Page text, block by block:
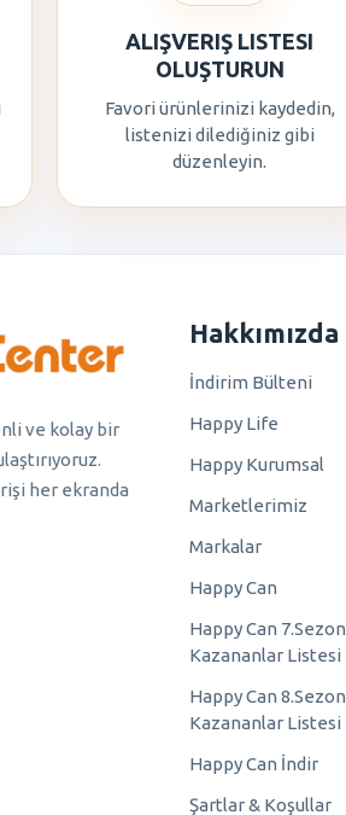
ALIŞVERIŞ LISTESI
OLUŞTURUN
Favori ürünlerinizi kaydedin,
listenizi dilediğiniz gibi
düzenleyin.
ve kolay bir
her ekranda
Hakkımızda
İndirim Bülteni
Happy Life
Happy Kurumsal
Marketlerimiz
Markalar
Happy Can
Happy Can 7.Sezon
Kazananlar Listesi
Happy Can 8.Sezon
Kazananlar Listesi
Happy Can İndir
Şartlar & Koşullar